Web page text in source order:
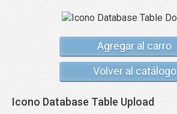
Agregar al carro
Volver al catálogo
Icono Database Table Upload